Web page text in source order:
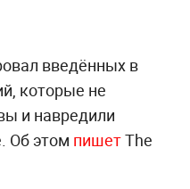
введённых в
которые не
и навредили
Об этом пишетThe